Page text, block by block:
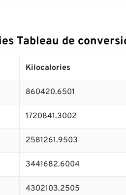
Tableau de
Kilocalories
860420.6501
1720841.3002
2581261.9503
3441682.6004
4302103.2505